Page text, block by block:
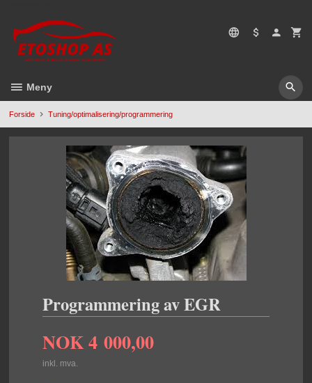
til
innholdet
Meny
Forside Tuning/optimalisering/programmering
Programmering av EGR
NOK4 000,00
inkl. mva.